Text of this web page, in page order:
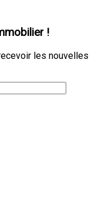
!
les nouvelles